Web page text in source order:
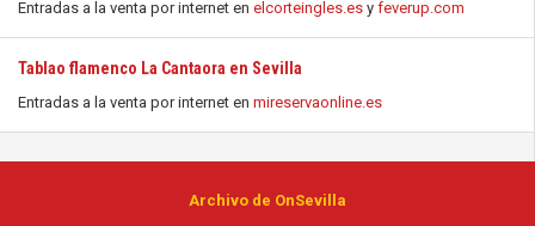
Entradas a la venta por internet en elcorteingles.es y feverup.com
Tablao flamenco La Cantaora en Sevilla
Entradas a la venta por internet en mireservaonline.es
Archivo de OnSevilla